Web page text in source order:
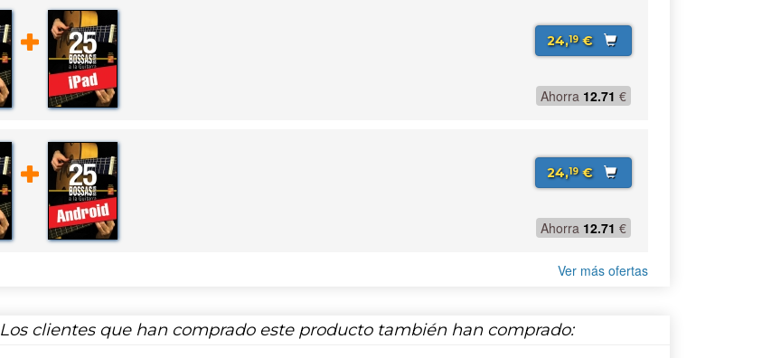
24,19€
Ahorra 12.71 €
24,19€
Ahorra 12.71 €
Ver más ofertas
Los clientes que han comprado este producto también han comprado: